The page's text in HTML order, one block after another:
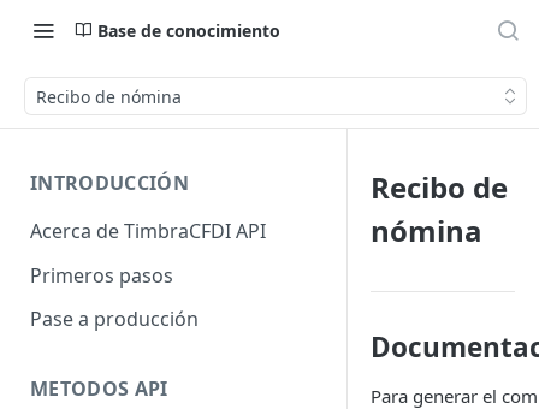
Base de conocimiento
Recibo de nómina
INTRODUCCIÓN
Acerca de TimbraCFDI API
Primeros pasos
Pase a producción
METODOS API
Recibo de
nómina
Para generar el